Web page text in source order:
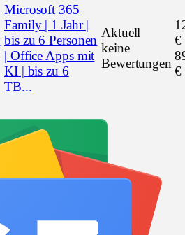
Microsoft 365
Family | 1 Jahr |
bis zu 6 Personen
| Office Apps mit
KI | bis zu 6
TB...
Aktuell
keine
Bewertungen
€
€